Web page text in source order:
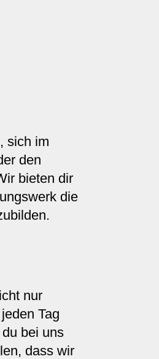
sich im
den
bieten dir
die
nur
Tag
bei uns
dass wir